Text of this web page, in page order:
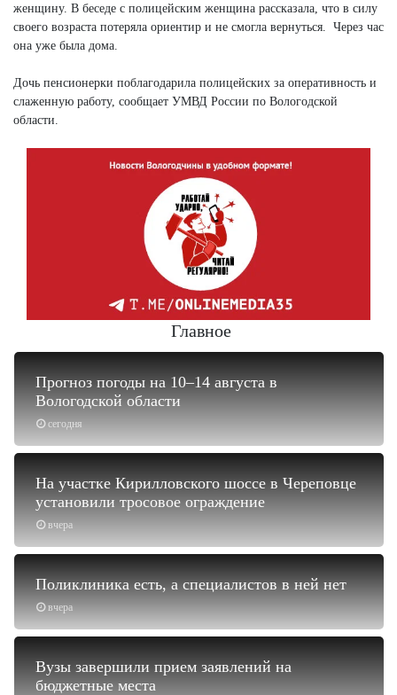
женщину. В беседе с полицейским женщина рассказала, что в силу
своего возраста потеряла ориентир и не смогла вернуться. Через час
она уже была дома.
Дочь пенсионерки поблагодарила полицейских за оперативность и
слаженную работу, сообщает УМВД России по Вологодской
области.
Главное
сегодня
Прогноз погоды на 10–14 августа в
Вологодской области
вчера
На участке Кирилловского шоссе в Череповце
установили тросовое ограждение
вчера
Поликлиника есть, а специалистов в ней нет
Вузы завершили прием заявлений на
бюджетные места